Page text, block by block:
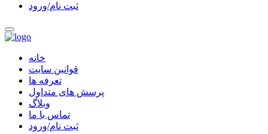
ثبت نام/ورود
خانه
قوانین سایت
تعرفه ها
پرسش های متداول
وبلاگ
تماس با ما
ثبت نام/ورود